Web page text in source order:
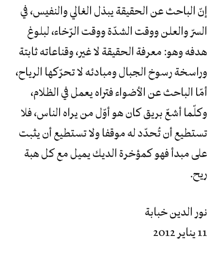
إنّ الباحث عن الحقيقة يبذل الغالي والنفيس، في
السرّ والعلن ووقت الشدّة ووقت الرّخاء، لبلوغ
هدفه وهو: معرفة الحقيقة لا غير، وقناعاته ثابتة
وراسخة رسوخ الجبال ومبادئه لا تحرّكها الرياح،
أمّا الباحث عن الأضواء فتراه يعمل في الظلام،
وكلّما أشعّ بريق كان هو أوّل من يراه الناس، فلا
تستطيع أن تُحدّد له موقفا ولا تستطيع أن يثبت
على مبدأ فهو كمؤخرة الديك يميل مع كل هبة
ريح.
نور الدين خبابة
11 يناير 2012